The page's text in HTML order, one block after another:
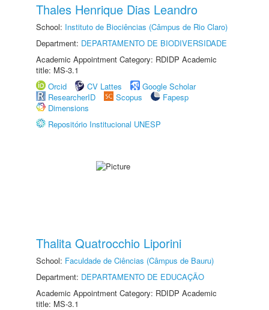
Thales Henrique Dias Leandro
School: Instituto de Biociências (Câmpus de Rio Claro)
Department: DEPARTAMENTO DE BIODIVERSIDADE
Academic Appointment Category: RDIDP Academic
title: MS-3.1
Orcid
CV Lattes
Google Scholar
ResearcherID
Scopus
Fapesp
Dimensions
Repositório Institucional UNESP
Thalita Quatrocchio Liporini
School: Faculdade de Ciências (Câmpus de Bauru)
Department: DEPARTAMENTO DE EDUCAÇÃO
Academic Appointment Category: RDIDP Academic
title: MS-3.1